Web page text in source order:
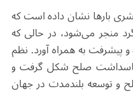
بارها نشان داده است که
منجر می‌شود، در حالی که
پیشرفت به همراه آورد. نظم
پاسداشت صلح شکل گرفت و
و توسعه بلندمدت در جهان